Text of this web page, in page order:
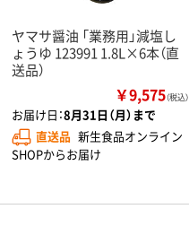
ヤマサ醤油 「業務用」減塩し
ょうゆ 123991 1.8L×6本（直
送品）
￥9,575（税込）
お届け日：8月31日（月）まで
直送品 新生食品オンライン
SHOPからお届け